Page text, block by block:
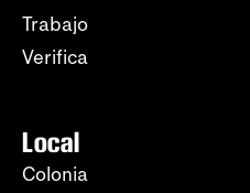
Trabajo
Verifica
Local
Colonia